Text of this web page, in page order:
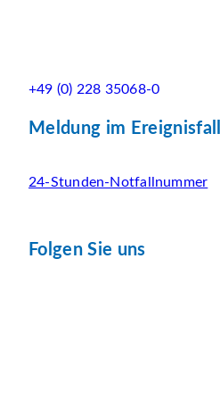
+49 (0) 228 35068-0
Meldung im Ereignisfall
24-Stunden-Notfallnummer
Folgen Sie uns